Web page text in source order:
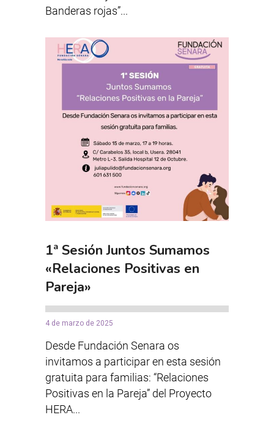
Banderas rojas”...
1ª Sesión Juntos Sumamos
«Relaciones Positivas en
Pareja»
4 de marzo de 2025
Desde Fundación Senara os
invitamos a participar en esta sesión
gratuita para familias: “Relaciones
Positivas en la Pareja” del Proyecto
HERA...